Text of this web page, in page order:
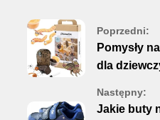
Poprzedni:
Pomysły
dla
Następny:
Jakie buty